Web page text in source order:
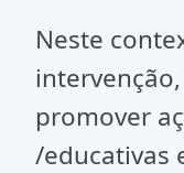
Neste
promover
/educativas